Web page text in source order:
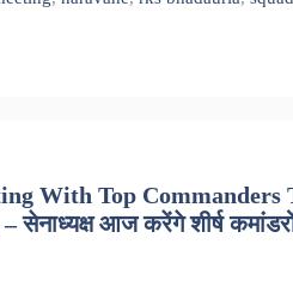
With Top Commanders
आज करेंगे शीर्ष